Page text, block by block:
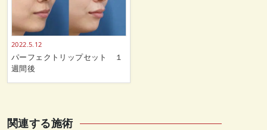
2022.5.12
パーフェクトリップセット １
週間後
関連する施術